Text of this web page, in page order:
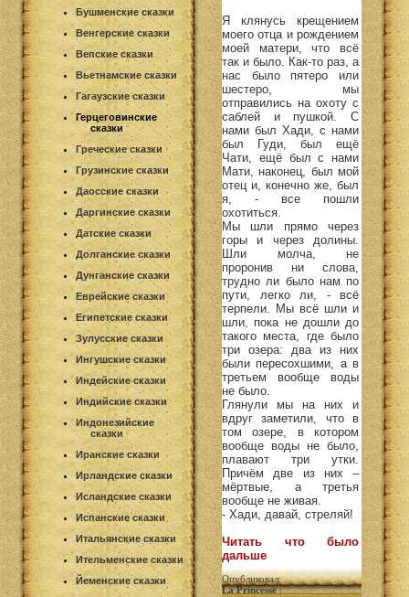
Бушменские сказки
Венгерские сказки
Вепские сказки
Вьетнамские сказки
Гагаузские сказки
Герцеговинские
сказки
Греческие сказки
Грузинские сказки
Даосские сказки
Даргинские сказки
Датские сказки
Долганские сказки
Дунганские сказки
Еврейские сказки
Египетские сказки
Зулусские сказки
Ингушские сказки
Индейские сказки
Индийские сказки
Индонезийские
сказки
Иранские сказки
Ирландские сказки
Исландские сказки
Испанские сказки
Итальянские сказки
Ительменские сказки
Йеменские сказки
Я клянусь крещением
моего отца и рождением
моей матери, что всё
так и было. Как-то раз, а
нас было пятеро или
шестеро, мы
отправились на охоту с
саблей и пушкой. С
нами был Хади, с нами
был Гуди, был ещё
Чати, ещё был с нами
Мати, наконец, был мой
отец и, конечно же, был
я, - все пошли
охотиться.
Мы шли прямо через
горы и через долины.
Шли молча, не
проронив ни слова,
трудно ли было нам по
пути, легко ли, - всё
терпели. Мы всё шли и
шли, пока не дошли до
такого места, где было
три озера: два из них
были пересохшими, а в
третьем вообще воды
не было.
Глянули мы на них и
вдруг заметили, что в
том озере, в котором
вообще воды не было,
плавают три утки.
Причём две из них –
мёртвые, а третья
вообще не живая.
- Хади, давай, стреляй!
Читать что было
дальше
Опубликовал:
La Princesse|